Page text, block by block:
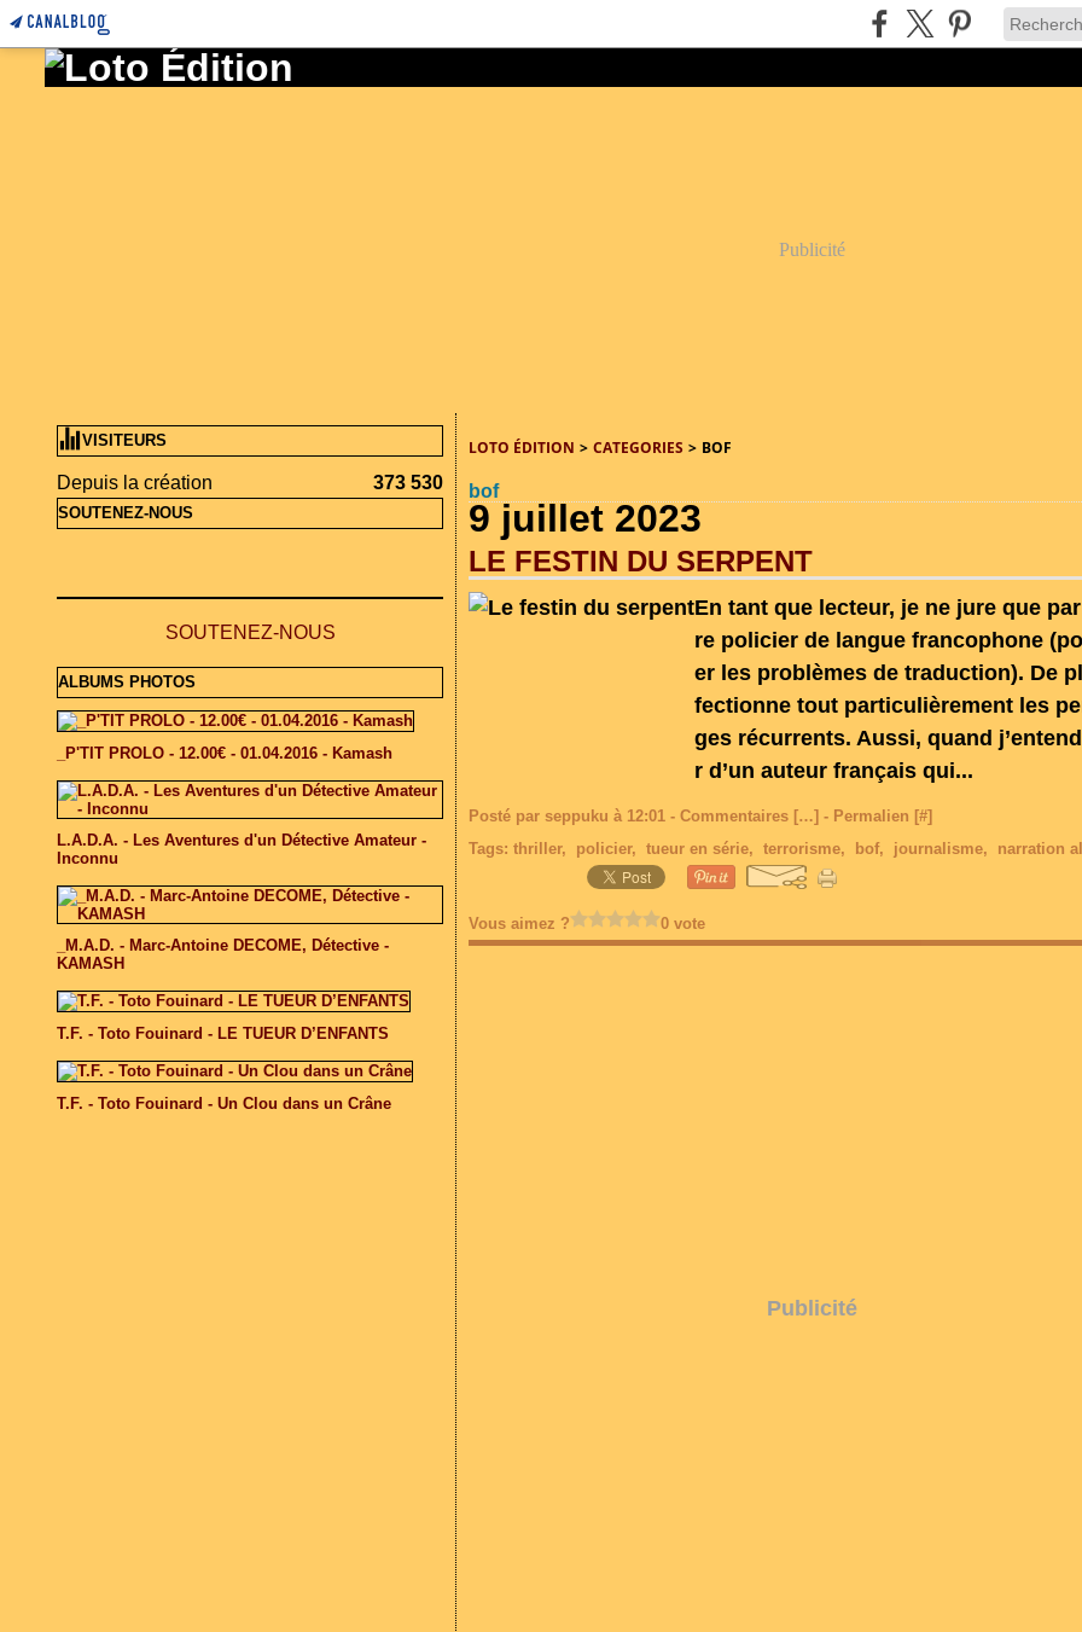
Publicité
VISITEURS
Depuis la création 373 530
SOUTENEZ-NOUS
SOUTENEZ-NOUS
ALBUMS PHOTOS
_P'TIT PROLO - 12.00€ - 01.04.2016 - Kamash
L.A.D.A. - Les Aventures d'un Détective Amateur -
Inconnu
_M.A.D. - Marc-Antoine DECOME, Détective -
KAMASH
T.F. - Toto Fouinard - LE TUEUR D’ENFANTS
T.F. - Toto Fouinard - Un Clou dans un Crâne
LOTO ÉDITION > CATEGORIES > BOF
bof
9 juillet 2023
LE FESTIN DU SERPENT
En tant que lecteur, je ne jure que
re policier de langue francophone
er les problèmes de traduction). De
fectionne tout particulièrement les
ges récurrents. Aussi, quand
r d’un auteur français qui...
Posté par seppuku à 12:01 - Commentaires […] - Permalien [#]
Tags: thriller, policier, tueur en série, terrorisme, bof, journalisme, narration
Vous aimez ? 0 vote
Publicité